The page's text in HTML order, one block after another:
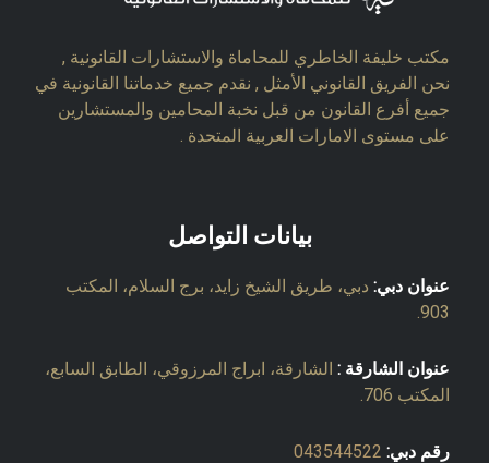
مكتب خليفة الخاطري للمحاماة والاستشارات القانونية ,
نحن الفريق القانوني الأمثل , نقدم جميع خدماتنا القانونية في
جميع أفرع القانون من قبل نخبة المحامين والمستشارين
على مستوى الامارات العربية المتحدة .
بيانات التواصل
عنوان دبي: دبي، طريق الشيخ زايد، برج السلام، المكتب
903.
عنوان الشارقة : الشارقة، ابراج المرزوقي، الطابق السابع،
المكتب 706.
رقم دبي: 043544522